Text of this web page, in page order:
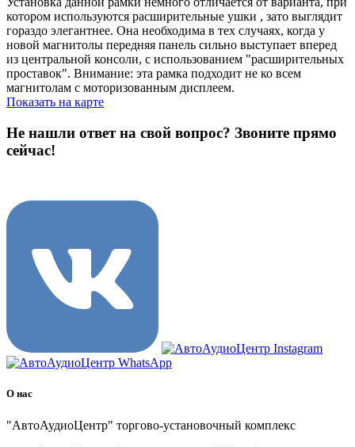
котором используются расширительные ушки , зато выглядит
гораздо элегантнее. Она необходима в тех случаях, когда у
новой магнитолы передняя панель сильно выступает вперед
из центральной консоли, с использованием "расширительных
проставок". Внимание: эта рамка подходит не ко всем
магнитолам с моторизованным дисплеем.
Показать на карте
Не нашли ответ на свой вопрос? Звоните прямо
сейчас!
О нас
"АвтоАудиоЦентр" торгово-установочный комплекс